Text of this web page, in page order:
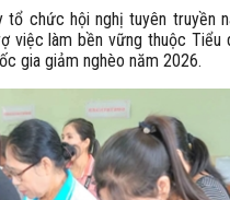
tổ chức hội nghị tuyên truyền
việc làm bền vững thuộc Tiểu
gia giảm nghèo năm 2026.